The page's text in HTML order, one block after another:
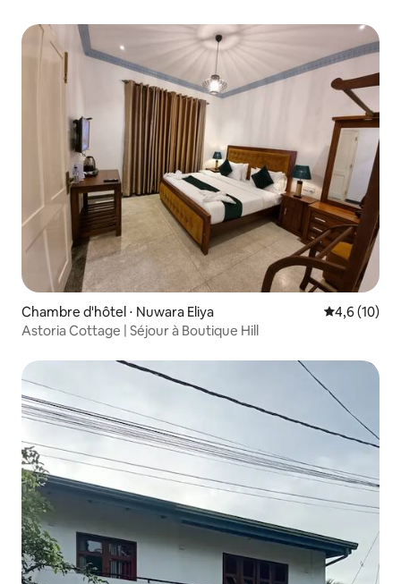
Chambre d'hôtel ⋅ Nuwara Eliya Évaluation
4,6 (10)
Astoria Cottage | Séjour à Boutique Hill